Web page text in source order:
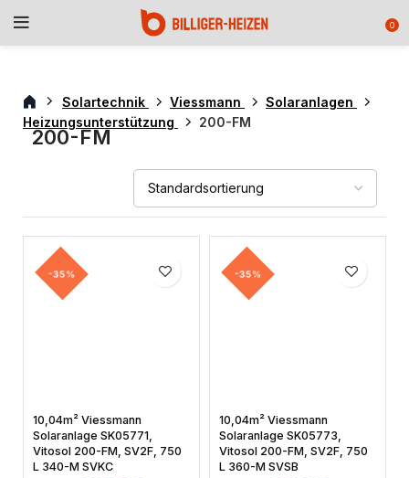
0
Solartechnik Viessmann
Solaranlagen
Heizungsunterstützung
200-FM
200-FM
-35%
10,04m² Viessmann
Solaranlage SK05771,
Vitosol 200-FM, SV2F, 750
L 340-M SVKC
-35%
10,04m² Viessmann
Solaranlage SK05773,
Vitosol 200-FM, SV2F, 750
L 360-M SVSB